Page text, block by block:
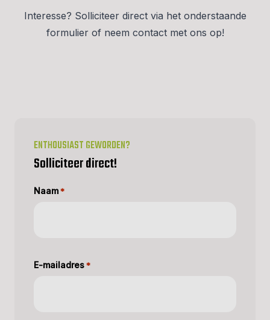
Interesse? Solliciteer direct via het onderstaande
formulier of neem contact met ons op!
ENTHOUSIAST GEWORDEN?
Solliciteer direct!
Naam *
E-mailadres *